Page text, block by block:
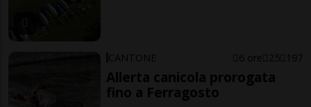
CANTONE 6 ore 25 197
Allerta canicola prorogata
fino a Ferragosto